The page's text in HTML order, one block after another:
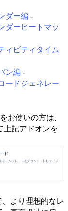
ダー編 -
ダーヒートマッ
ィビティタイム
ン編 -
ードジェネレー
お使いの方は、
上記アドオンを
より理想的なレ